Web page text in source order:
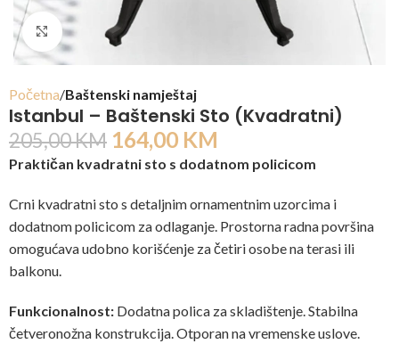
Click to enlarge
Početna Baštenski namještaj
Istanbul – Baštenski Sto (Kvadratni)
205,00KM 164,00 KM
Praktičan kvadratni sto s dodatnom policicom
Crni kvadratni sto s detaljnim ornamentnim uzorcima i
dodatnom policicom za odlaganje. Prostorna radna površina
omogućava udobno korišćenje za četiri osobe na terasi ili
balkonu.
Funkcionalnost: Dodatna polica za skladištenje. Stabilna
četveronožna konstrukcija. Otporan na vremenske uslove.